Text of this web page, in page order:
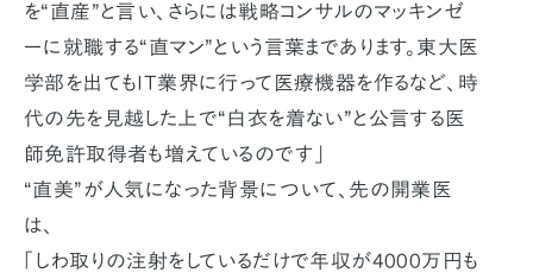
を“直産”と言い、さらには戦略コンサルのマッキンゼ
ーに就職する“直マン”という言葉まであります。東大医
学部を出てもIT業界に行って医療機器を作るなど、時
代の先を見越した上で“白衣を着ない”と公言する医
師免許取得者も増えているのです」
“直美”が人気になった背景について、先の開業医
は、
「しわ取りの注射をしているだけで年収が4000万円も